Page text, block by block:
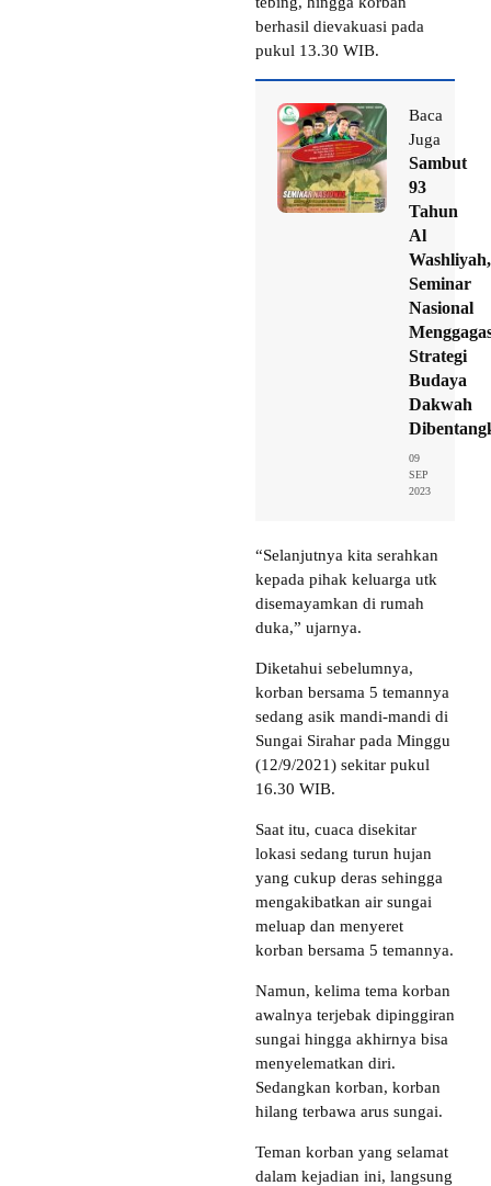
berhasil dievakuasi pada
pukul 13.30 WIB.
Baca
Juga
Sambut
93
Tahun
Al
Washliyah,
Seminar
Nasional
Strategi
Budaya
Dakwah
09
SEP
2023
“Selanjutnya kita serahkan
kepada pihak keluarga utk
disemayamkan di rumah
duka,” ujarnya.
Diketahui sebelumnya,
korban bersama 5 temannya
sedang asik mandi-mandi di
Sungai Sirahar pada Minggu
(12/9/2021) sekitar pukul
16.30 WIB.
Saat itu, cuaca disekitar
lokasi sedang turun hujan
yang cukup deras sehingga
mengakibatkan air sungai
meluap dan menyeret
korban bersama 5 temannya.
Namun, kelima tema korban
awalnya terjebak dipinggiran
sungai hingga akhirnya bisa
menyelematkan diri.
Sedangkan korban, korban
hilang terbawa arus sungai.
Teman korban yang selamat
dalam kejadian ini, langsung